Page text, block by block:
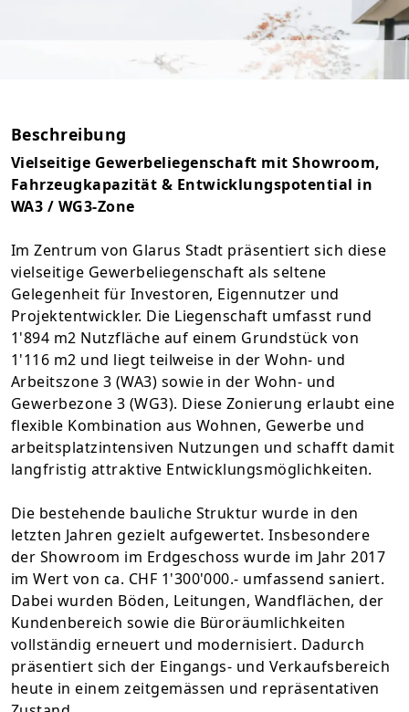
Beschreibung
Vielseitige Gewerbeliegenschaft mit Showroom,
Fahrzeugkapazität & Entwicklungspotential in
WA3 / WG3-Zone
Im Zentrum von Glarus Stadt präsentiert sich diese
vielseitige Gewerbeliegenschaft als seltene
Gelegenheit für Investoren, Eigennutzer und
Projektentwickler. Die Liegenschaft umfasst rund
1'894 m2 Nutzfläche auf einem Grundstück von
1'116 m2 und liegt teilweise in der Wohn- und
Arbeitszone 3 (WA3) sowie in der Wohn- und
Gewerbezone 3 (WG3). Diese Zonierung erlaubt eine
flexible Kombination aus Wohnen, Gewerbe und
arbeitsplatzintensiven Nutzungen und schafft damit
langfristig attraktive Entwicklungsmöglichkeiten.
Die bestehende bauliche Struktur wurde in den
letzten Jahren gezielt aufgewertet. Insbesondere
der Showroom im Erdgeschoss wurde im Jahr 2017
im Wert von ca. CHF 1'300'000.- umfassend saniert.
Dabei wurden Böden, Leitungen, Wandflächen, der
Kundenbereich sowie die Büroräumlichkeiten
vollständig erneuert und modernisiert. Dadurch
präsentiert sich der Eingangs- und Verkaufsbereich
heute in einem zeitgemässen und repräsentativen